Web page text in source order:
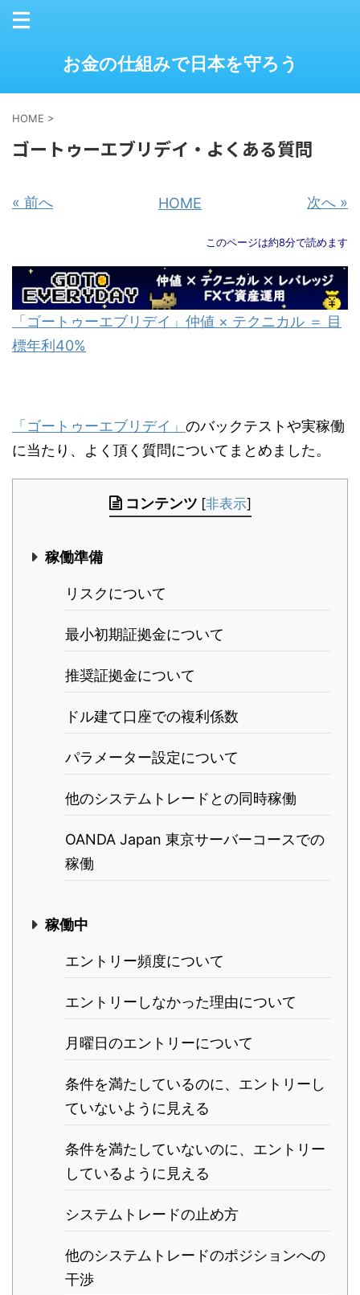
お金の仕組みで日本を守ろう
HOME >
ゴートゥーエブリデイ・よくある質問
« 前へ HOME 次へ »
このページは約8分で読めます
「ゴートゥーエブリデイ」仲値 × テクニカル ＝ 目
標年利40%
「ゴートゥーエブリデイ」 のバックテストや実稼働
に当たり、よく頂く質問についてまとめました。
コンテンツ [非表示]
稼働準備
リスクについて
最小初期証拠金について
推奨証拠金について
ドル建て口座での複利係数
パラメーター設定について
他のシステムトレードとの同時稼働
OANDA Japan 東京サーバーコースでの
稼働
稼働中
エントリー頻度について
エントリーしなかった理由について
月曜日のエントリーについて
条件を満たしているのに、エントリーし
ていないように見える
条件を満たしていないのに、エントリー
しているように見える
システムトレードの止め方
他のシステムトレードのポジションへの
干渉